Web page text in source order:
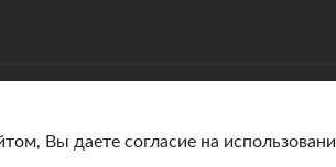
Вы даете согласие на